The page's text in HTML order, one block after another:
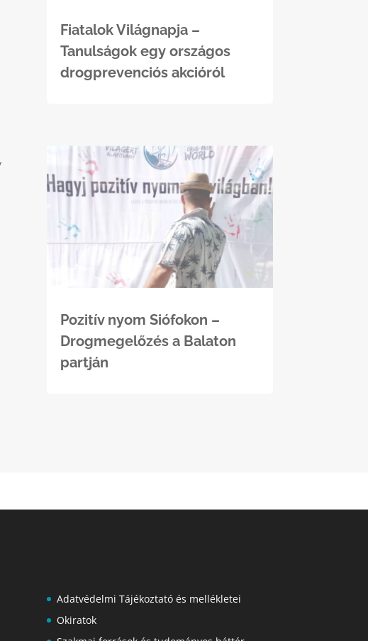
Fiatalok Világnapja –
Tanulságok egy országos
drogprevenciós akcióról
Pozitív nyom Siófokon –
Drogmegelőzés a Balaton
partján
Adatvédelmi Tájékoztató és mellékletei
Okiratok